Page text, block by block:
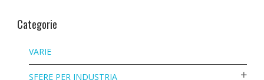
Categorie
VARIE
SFERE PER INDUSTRIA